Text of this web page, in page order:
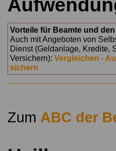
Vorteile für Beamte und
Auch mit Angeboten von
Dienst (Geldanlage, Kredite,
Versichern): Vergleichen -
sichern
Zum ABC der